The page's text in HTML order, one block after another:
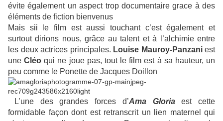
évite également un aspect trop documentaire grace à des
éléments de fiction bienvenus
Mais sii le film est aussi touchant c’est également et
surtout dirions nous, grâce au talent et à l’alchimie entre
les deux actrices principales. Louise Mauroy-Panzaniest
uneCléo qui ne joue pas, tout le film est à sa hauteur, un
peu comme le Ponette de Jacques Doillon
L’une des grandes forces d’Ama Gloriaest cette
formidable façon dont est retranscrit un lien maternel qui